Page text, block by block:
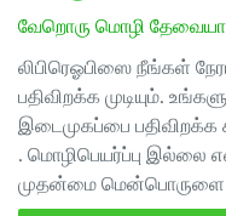
வேறொரு மொழி
லிபிரெஓபிஸை நீங்கள்
பதிவிறக்க முடியும்.
இடைமுகப்பை
. மொழிபெயர்ப்பு இல்லை
முதன்மை மென்பொருளை